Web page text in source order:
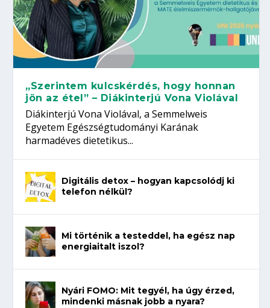
„Szerintem kulcskérdés, hogy honnan
jön az étel” – Diákinterjú Vona Violával
Diákinterjú Vona Violával, a Semmelweis
Egyetem Egészségtudományi Karának
harmadéves dietetikus...
Digitális detox – hogyan kapcsolódj ki
telefon nélkül?
Mi történik a testeddel, ha egész nap
energiaitalt iszol?
Nyári FOMO: Mit tegyél, ha úgy érzed,
mindenki másnak jobb a nyara?